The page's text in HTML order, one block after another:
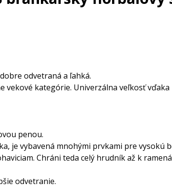
odvetraná a ľahká.
vekové kategórie. Univerzálna veľkosť
penou.
je vybavená mnohými prvkami pre vysokú
Chráni teda celý hrudník až k
odvetranie.